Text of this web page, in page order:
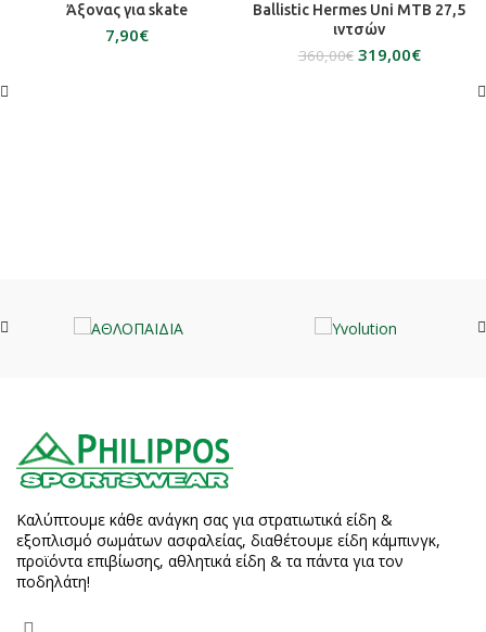
Άξονας για skate
€
Ballistic Hermes Uni MTB 27,5
ιντσών
360,00€ 319,00€
Καλύπτουμε κάθε ανάγκη σας για στρατιωτικά είδη &
εξοπλισμό σωμάτων ασφαλείας, διαθέτουμε είδη κάμπινγκ,
προϊόντα επιβίωσης, αθλητικά είδη & τα πάντα για τον
ποδηλάτη!